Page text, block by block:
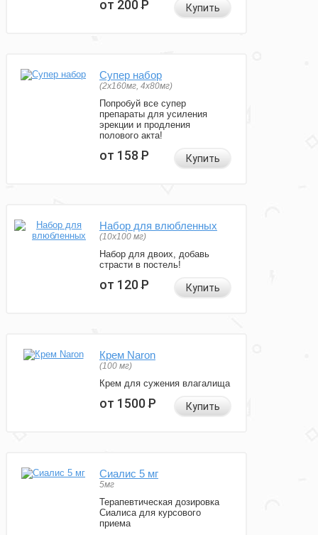
от 200Р Купить
Супер набор
(2х160мг, 4х80мг)
Попробуй все супер
препараты для усиления
эрекции и продления
полового акта!
от 158Р Купить
Набор для влюбленных
(10х100 мг)
Набор для двоих, добавь
страсти в постель!
от 120Р Купить
Крем Naron
(100 мг)
Крем для сужения влагалища
от 1500Р Купить
Сиалис 5 мг
5мг
Терапевтическая дозировка
Сиалиса для курсового
приема